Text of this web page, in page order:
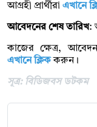
আগ্রহী প্রার্থীরা এখানে
আবেদনের শেষ তারিখ:
কাজের ক্ষেত্র,
এখানে ক্লিককরুন।
সূত্র: বিডিজবস ডটকম